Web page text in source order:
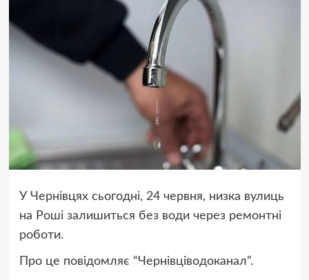
У Чернівцях сьогодні, 24 червня, низка вулиць
на Роші залишиться без води через ремонтні
роботи.
Про це повідомляє “Чернівціводоканал”.